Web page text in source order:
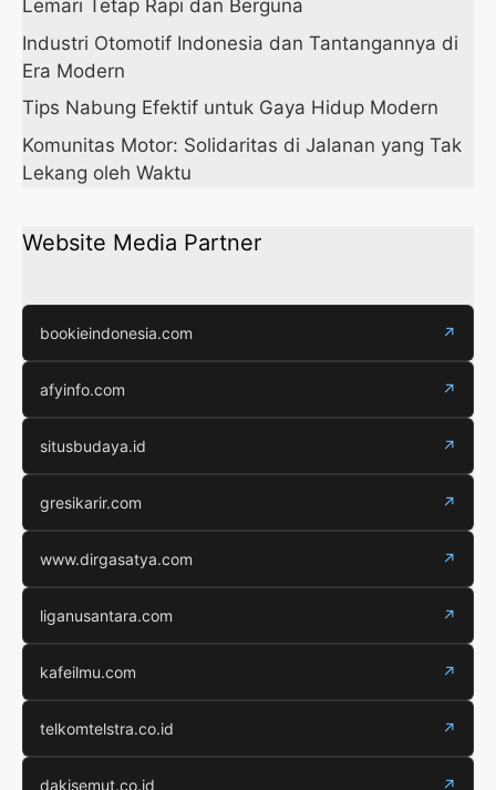
Lemari Tetap Rapi dan Berguna
Industri Otomotif Indonesia dan Tantangannya di
Era Modern
Tips Nabung Efektif untuk Gaya Hidup Modern
Komunitas Motor: Solidaritas di Jalanan yang Tak
Lekang oleh Waktu
Website Media Partner
bookieindonesia.com ↗
afyinfo.com ↗
situsbudaya.id ↗
gresikarir.com ↗
www.dirgasatya.com ↗
liganusantara.com ↗
kafeilmu.com ↗
telkomtelstra.co.id ↗
dakisemut.co.id ↗